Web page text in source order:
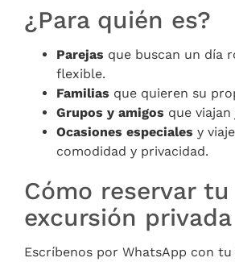
¿Para quién es?
Parejas que buscan un día
flexible.
Familias que quieren su
Grupos y amigos que
Ocasiones especiales y
comodidad y privacidad.
Cómo reservar tu
excursión privada
Escríbenos por WhatsApp con tu